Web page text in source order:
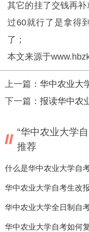
其它的挂了交钱再
过60就行了是拿得
了；
本文来源于
上一篇： 华中农业大
下一篇： 报读华中农
“华中农业大学
推荐
什么是华中农业大学自